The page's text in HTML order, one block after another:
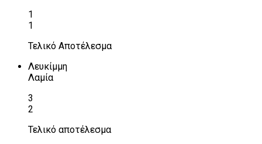
1
1
Τελικό Αποτέλεσμα
Λευκίμμη
Λαμία
3
2
Τελικό αποτέλεσμα